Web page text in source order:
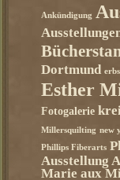
Ankündigung
Dortmund
Esther
Fotogalerie
Millersquilting new
Phillips Fiberarts
Ausstellung
Marie aux